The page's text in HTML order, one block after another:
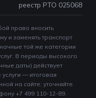
реестр РТО 025068
право вносить
и заменять транспорт
той же категории
В периоды высокого
даты) действует
— итоговая
на сайте; уточняйте
+7 499 110-12-89.